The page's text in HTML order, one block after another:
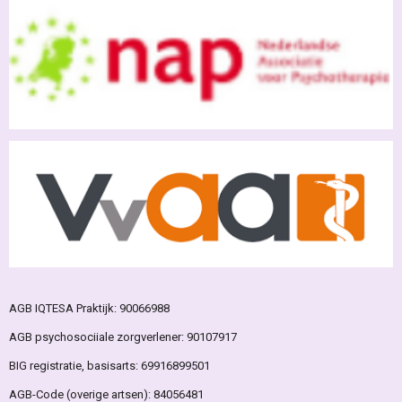
AGB IQTESA Praktijk: 90066988
AGB psychosociiale zorgverlener: 90107917
BIG registratie, basisarts: 69916899501
AGB-Code (overige artsen): 84056481